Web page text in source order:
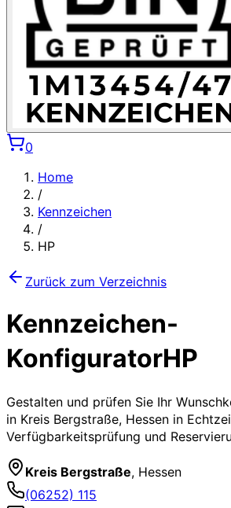
0
Home
/
Kennzeichen
/
HP
Zurück zum Verzeichnis
Kennzeichen-
KonfiguratorHP
Gestalten und prüfen Sie Ihr
in Kreis Bergstraße, Hessen in
Verfügbarkeitsprüfung und
Kreis Bergstraße, Hessen
(06252) 115